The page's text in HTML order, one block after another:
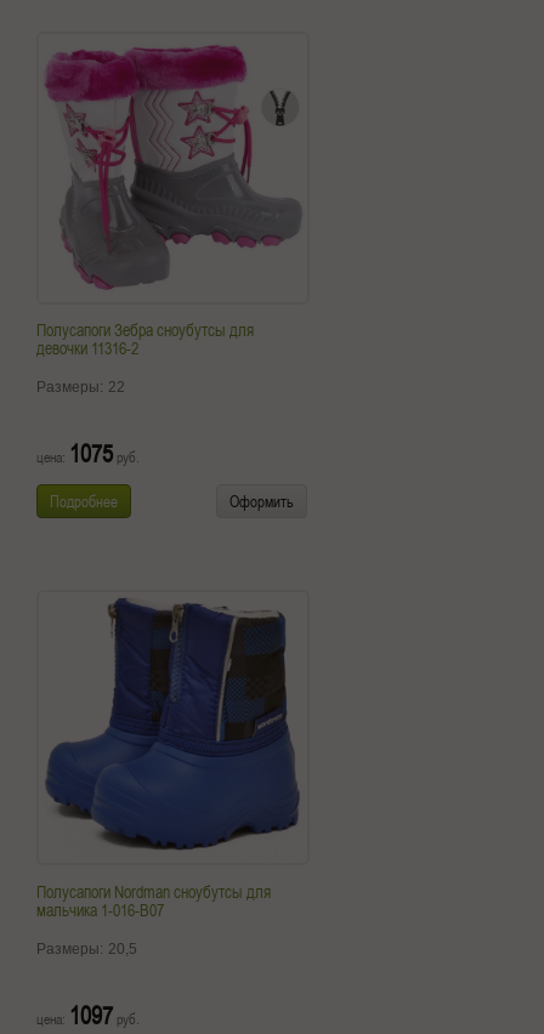
Полусапоги Зебра сноубутсы для
девочки 11316-2
Размеры: 22
цена: 1075 руб.
Подробнее Оформить
Полусапоги Nordman сноубутсы для
мальчика 1-016-B07
Размеры: 20,5
цена: 1097 руб.